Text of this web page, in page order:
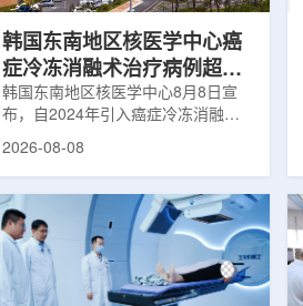
韩国东南地区核医学中心癌
症冷冻消融术治疗病例超过
100例
韩国东南地区核医学中心8月8日宣
布，自2024年引入癌症冷冻消融术
以来，中心已完成超过100例相关手
法。治疗过程中，医生在CT或超声
成像引导下，将细治疗针精准插入肿
瘤部位，通过零下40摄氏度或更低
的超低温冷冻病灶，使癌细胞发生坏
死。由于低温冷冻本身具有一定麻醉
2026-08-08